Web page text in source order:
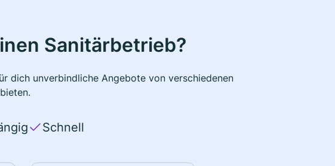
Sanitärbetrieb?
dich unverbindliche Angebote von verschiedenen
Schnell